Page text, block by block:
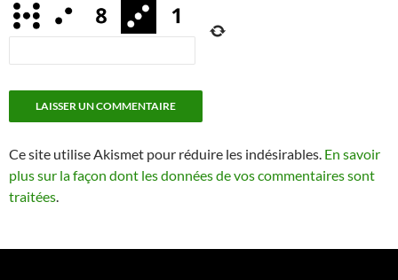
Ce site utilise Akismet pour réduire les indésirables. En savoir
plus sur la façon dont les données de vos commentaires sont
traitées.